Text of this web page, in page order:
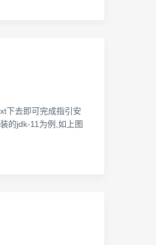
下去即可完成指引安
的jdk-11为例,如上图